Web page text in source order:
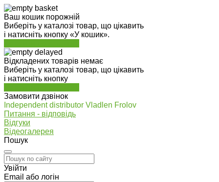
Ваш кошик порожній
Виберіть у каталозі товар, що цікавить
і натисніть кнопку «У кошик».
Відкладених товарів немає
Виберіть у каталозі товар, що цікавить
і натисніть кнопку
Замовити дзвінок
Independent distributor Vladlen Frolov
Питання - відповідь
Відгуки
Відеогалерея
Пошук
Увійти
Email або логін